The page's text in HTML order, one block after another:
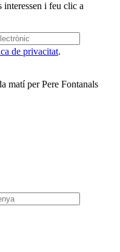
interessen i feu clic a
de privacitat.
matí per Pere Fontanals